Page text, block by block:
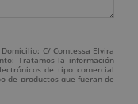
Domicilio: C/ Comtessa Elvira
Tratamos la información
de tipo comercial
de productos que fueran de
del interesado.
suficientemente,